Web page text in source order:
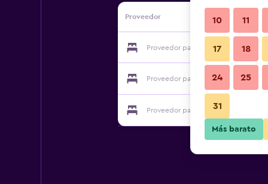
Proveedor
Proveedor para Yenton
Proveedor para Yenton
Proveedor para Yenton
10 11
17 18
24 25
31
Más barato